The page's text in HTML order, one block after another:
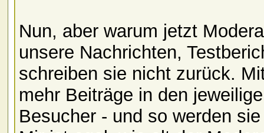
Nun, aber warum jetzt
unsere Nachrichten,
schreiben sie nicht zurück.
mehr Beiträge in den
Besucher - und so werden